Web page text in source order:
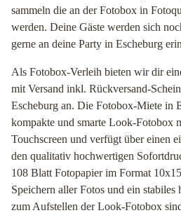
sammeln die an der Fotobox in
werden. Deine Gäste werden sich
gerne an deine Party in Escheburg
Als Fotobox-Verleih bieten wir dir
mit Versand inkl. Rückversand-
Escheburg an. Die Fotobox-Miete in
kompakte und smarte Look-Fotobox
Touchscreen und verfügt über einen
den qualitativ hochwertigen
108 Blatt Fotopapier im Format
Speichern aller Fotos und ein stabiles
zum Aufstellen der Look-Fotobox